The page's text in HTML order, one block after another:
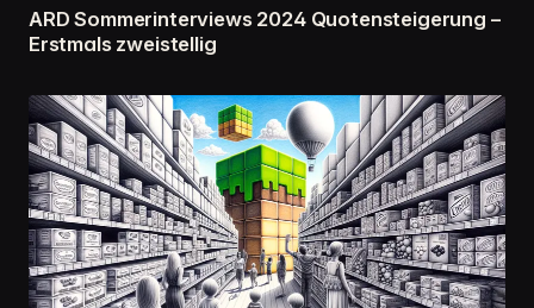
ARD Sommerinterviews 2024 Quotensteigerung –
Erstmals zweistellig